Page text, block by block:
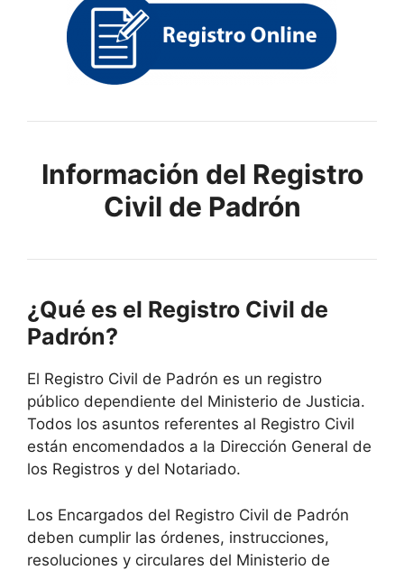
Información del Registro
Civil de Padrón
¿Qué es el Registro Civil de
Padrón?
El Registro Civil de Padrón es un registro
público dependiente del Ministerio de Justicia.
Todos los asuntos referentes al Registro Civil
están encomendados a la Dirección General de
los Registros y del Notariado.
Los Encargados del Registro Civil de Padrón
deben cumplir las órdenes, instrucciones,
resoluciones y circulares del Ministerio de